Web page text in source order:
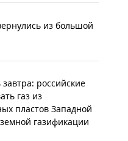
из большой
российские
газ из
пластов Западной
газификации